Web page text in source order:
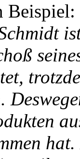
Beispiel: